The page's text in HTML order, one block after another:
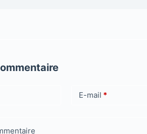
E-mail *